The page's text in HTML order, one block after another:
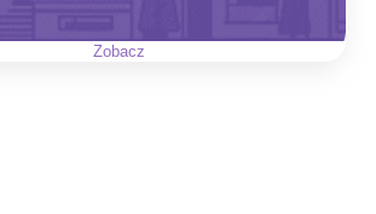
Zobacz